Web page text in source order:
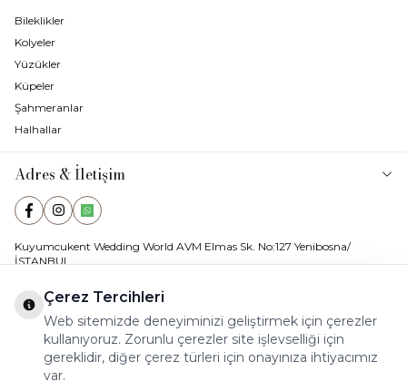
Bileklikler
Kolyeler
Yüzükler
Küpeler
Şahmeranlar
Halhallar
Adres & İletişim
FacebookInstagramWhatsApp
Kuyumcukent Wedding World AVM Elmas Sk. No:127 Yenibosna/
İSTANBUL
ahenkkuyumculuk@hotmail.com
Müşteri Destek Hattı
05355760142
Whatsapp İletişim Hattı
0535 576 01 42
Çerez Tercihleri
Web sitemizde deneyiminizi geliştirmek için çerezler
kullanıyoruz. Zorunlu çerezler site işlevselliği için
gereklidir, diğer çerez türleri için onayınıza ihtiyacımız
var.